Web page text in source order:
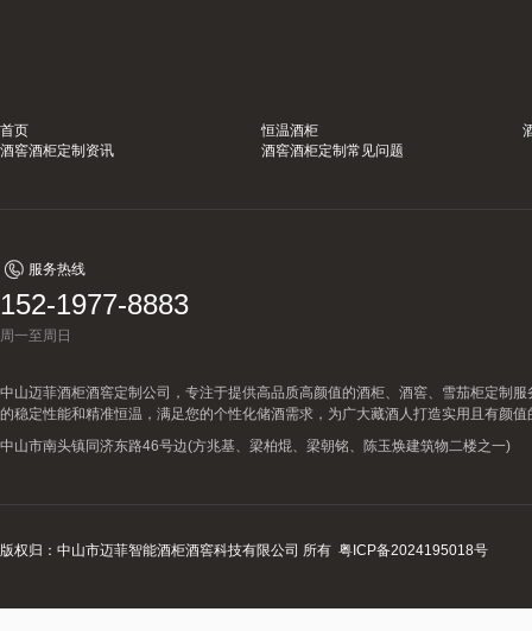
首页 恒温酒柜
酒窖酒柜定制资讯
酒窖酒柜定制常见问题
服务热线
152-1977-8883
周一至周日
中山迈菲酒柜酒窖定制公司，专注于提供高品质高颜值的酒柜、酒窖、雪茄柜定制
的稳定性能和精准恒温，满足您的个性化储酒需求，为广大藏酒人打造实用且有颜值
中山市南头镇同济东路46号边(方兆基、梁柏焜、梁朝铭、陈玉焕建筑物二楼之一)
版权归：中山市迈菲智能酒柜酒窖科技有限公司 所有 粤ICP备2024195018号